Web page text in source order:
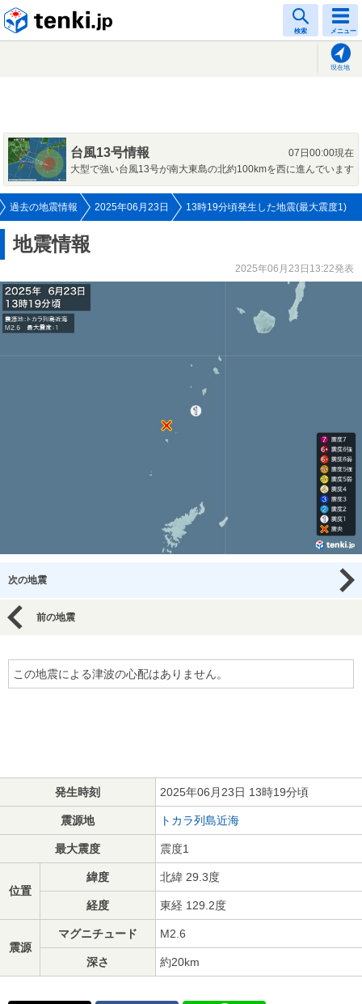
検索 メニュー
現在地
台風13号情報
07日00:00現在
大型で強い台風13号が南大東島の北約100kmを西に進んでいます
過去の地震情報 2025年06月23日 13時19分頃発生した地震(最大震度1)
地震情報
2025年06月23日13:22発表
次の地震
前の地震
この地震による津波の心配はありません。
発生時刻 2025年06月23日 13時19分頃
震源地 トカラ列島近海
最大震度 震度1
位置
緯度 北緯 29.3度
経度 東経 129.2度
震源
マグニチュード M2.6
深さ 約20km